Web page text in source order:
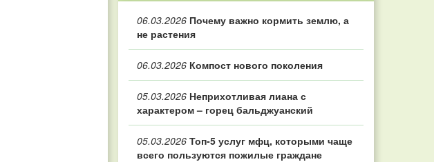
06.03.2026 Почему важно кормить землю, а
не растения
06.03.2026 Компост нового поколения
05.03.2026 Неприхотливая лиана с
характером – горец бальджуанский
05.03.2026 Топ‑5 услуг мфц, которыми чаще
всего пользуются пожилые граждане